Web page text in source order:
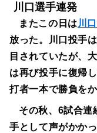
川口選手連発
またこの日は 川
放った。川口投手
目されていたが、
は再び投手に復帰
打者一本で勝負をか
その秋、6試合連
手として声がかか